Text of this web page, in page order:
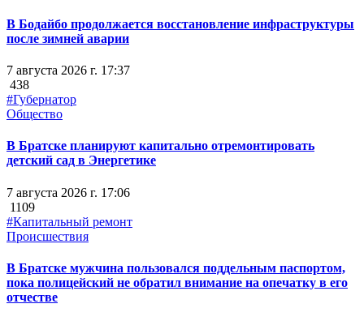
В Бодайбо продолжается восстановление инфраструктуры
после зимней аварии
7 августа 2026 г. 17:37
438
#Губернатор
Общество
В Братске планируют капитально отремонтировать
детский сад в Энергетике
7 августа 2026 г. 17:06
1109
#Капитальный ремонт
Происшествия
В Братске мужчина пользовался поддельным паспортом,
пока полицейский не обратил внимание на опечатку в его
отчестве